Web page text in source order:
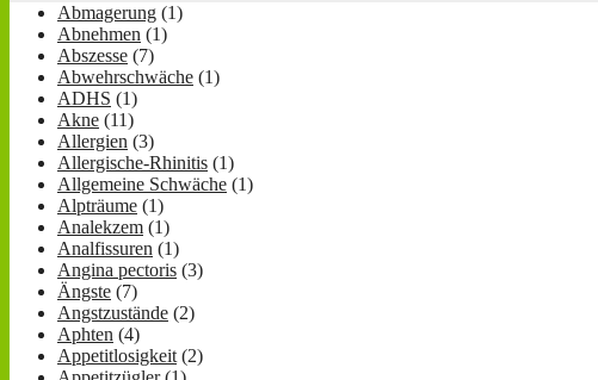
Abmagerung (1)
Abnehmen (1)
Abszesse (7)
Abwehrschwäche (1)
ADHS (1)
Akne (11)
Allergien (3)
Allergische-Rhinitis (1)
Allgemeine Schwäche (1)
Alpträume (1)
Analekzem (1)
Analfissuren (1)
Angina pectoris (3)
Ängste (7)
Angstzustände (2)
Aphten (4)
Appetitlosigkeit (2)